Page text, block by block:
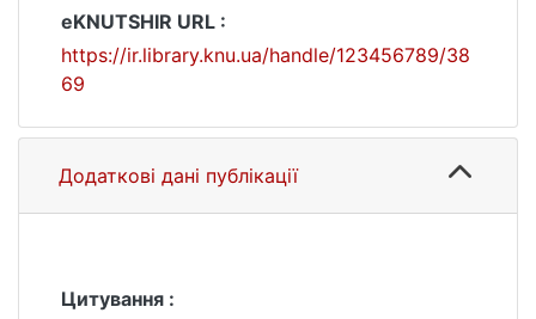
eKNUTSHIR URL :
https://ir.library.knu.ua/handle/123456789/38
69
Додаткові дані публікації
Цитування :